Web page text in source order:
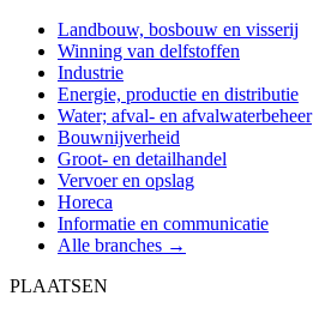
Landbouw, bosbouw en visserij
Winning van delfstoffen
Industrie
Energie, productie en distributie
Water; afval- en afvalwaterbeheer
Bouwnijverheid
Groot- en detailhandel
Vervoer en opslag
Horeca
Informatie en communicatie
Alle branches →
PLAATSEN